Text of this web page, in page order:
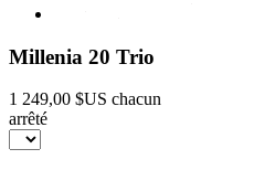
Millenia 20 Trio
1 249,00 $US chacun
arrêté